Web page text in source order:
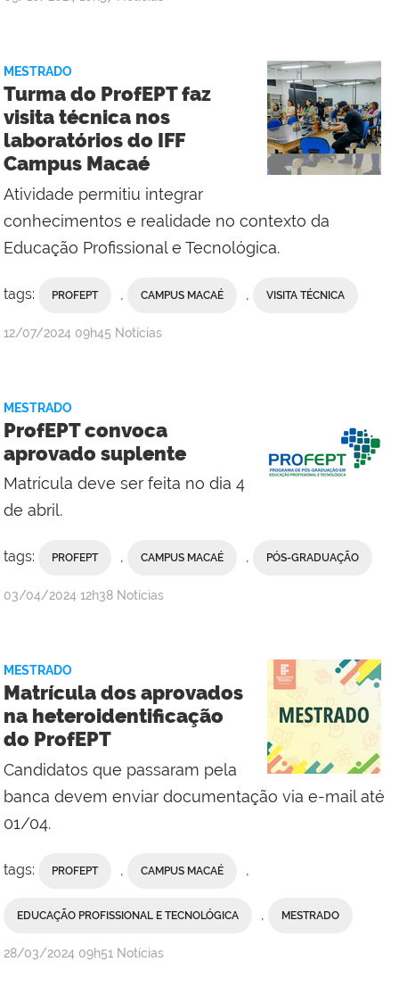
MESTRADO
Turma do ProfEPT faz
visita técnica nos
laboratórios do IFF
Campus Macaé
Atividade permitiu integrar
conhecimentos e realidade no contexto da
Educação Profissional e Tecnológica.
tags: PROFEPT , CAMPUS MACAÉ , VISITA TÉCNICA
por
publicado
12/07/2024 09h45 Notícias
MESTRADO
ProfEPT convoca
aprovado suplente
Matrícula deve ser feita no dia 4
de abril.
tags: PROFEPT , CAMPUS MACAÉ , PÓS-GRADUAÇÃO
por
publicado
03/04/2024 12h38 Notícias
MESTRADO
Matrícula dos aprovados
na heteroidentificação
do ProfEPT
Candidatos que passaram pela
banca devem enviar documentação via e-mail até
01/04.
tags: PROFEPT , CAMPUS MACAÉ ,
EDUCAÇÃO PROFISSIONAL E TECNOLÓGICA , MESTRADO
por
publicado
28/03/2024 09h51 Notícias